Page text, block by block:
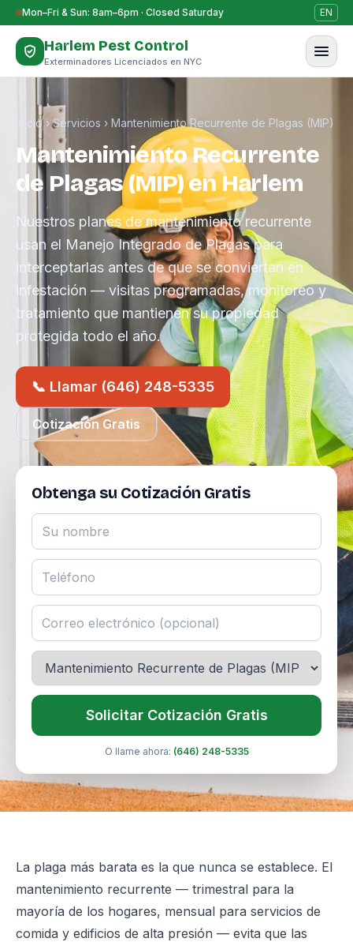
Saltar al contenido
Mon–Fri & Sun: 8am–6pm · Closed Saturday EN
Harlem Pest Control
Exterminadores Licenciados en NYC
Inicio›Servicios › Mantenimiento Recurrente de Plagas (MIP)
Mantenimiento Recurrente
de Plagas (MIP) en Harlem
Nuestros planes de mantenimiento recurrente
usan el Manejo Integrado de Plagas para
interceptarlas antes de que se conviertan en
infestación — visitas programadas, monitoreo y
tratamiento que mantienen su propiedad
protegida todo el año.
📞 Llamar (646) 248-5335
Cotización Gratis
Obtenga su Cotización Gratis
Solicitar Cotización Gratis
O llame ahora: (646) 248-5335
La plaga más barata es la que nunca se establece. El
mantenimiento recurrente — trimestral para la
mayoría de los hogares, mensual para servicios de
comida y edificios de alta presión — evita que las